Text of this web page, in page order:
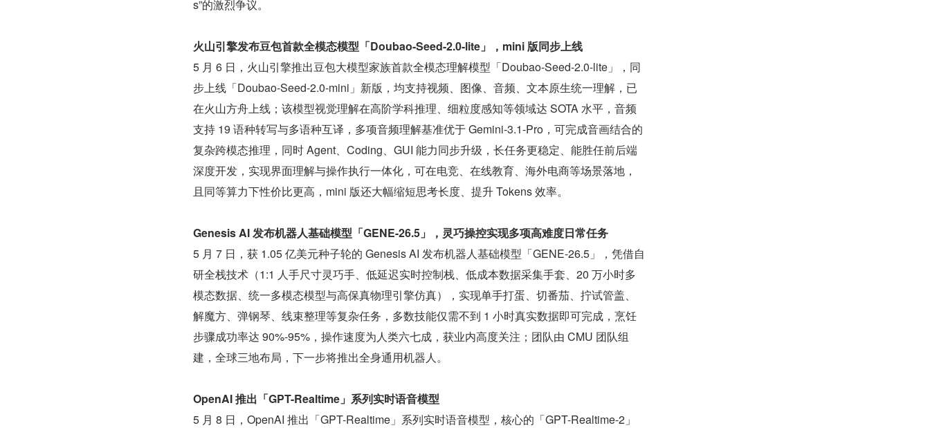
s”的激烈争议。
火山引擎发布豆包首款全模态模型「Doubao-Seed-2.0-lite」，mini 版同步上线
5 月 6 日，火山引擎推出豆包大模型家族首款全模态理解模型「Doubao-Seed-2.0-lite」，同
步上线「Doubao-Seed-2.0-mini」新版，均支持视频、图像、音频、文本原生统一理解，已
在火山方舟上线；该模型视觉理解在高阶学科推理、细粒度感知等领域达 SOTA 水平，音频
支持 19 语种转写与多语种互译，多项音频理解基准优于 Gemini-3.1-Pro，可完成音画结合的
复杂跨模态推理，同时 Agent、Coding、GUI 能力同步升级，长任务更稳定、能胜任前后端
深度开发，实现界面理解与操作执行一体化，可在电竞、在线教育、海外电商等场景落地，
且同等算力下性价比更高，mini 版还大幅缩短思考长度、提升 Tokens 效率。
Genesis AI 发布机器人基础模型「GENE-26.5」，灵巧操控实现多项高难度日常任务
5 月 7 日，获 1.05 亿美元种子轮的 Genesis AI 发布机器人基础模型「GENE-26.5」，凭借自
研全栈技术（1:1 人手尺寸灵巧手、低延迟实时控制栈、低成本数据采集手套、20 万小时多
模态数据、统一多模态模型与高保真物理引擎仿真），实现单手打蛋、切番茄、拧试管盖、
解魔方、弹钢琴、线束整理等复杂任务，多数技能仅需不到 1 小时真实数据即可完成，烹饪
步骤成功率达 90%-95%，操作速度为人类六七成，获业内高度关注；团队由 CMU 团队组
建，全球三地布局，下一步将推出全身通用机器人。
OpenAI 推出「GPT-Realtime」系列实时语音模型
5 月 8 日，OpenAI 推出「GPT-Realtime」系列实时语音模型，核心的「GPT-Realtime-2」